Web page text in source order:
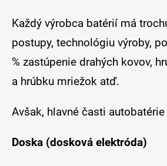
Každý výrobca batérií má
postupy, technológiu výroby,
% zastúpenie drahých kovov,
a hrúbku mriežok atď.
Avšak, hlavné časti
Doska (dosková elektróda)